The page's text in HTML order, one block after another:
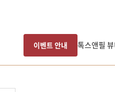
이벤트 안내 톡스앤필